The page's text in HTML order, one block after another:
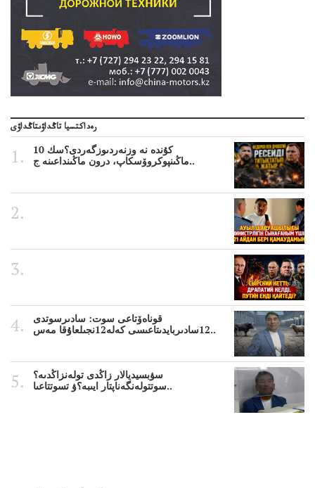
رەداكتسيا تاڭداۋىتاڭداۋى
10 كۇندە نە وزنەردىوزگەردى؟سك
ماڭىنپوكروۆسكاپ، درون ماڭىنداعىنە ج..
قوناەۆتاعى سوت: سادىرسوتدى
12سادىربايدىتاعىسى كەلە12نجىلعاۇقا مەس..
سۋبسيديالار زاڭدى تولەنزاڭدىە؟
سوتتولەنگەناپتار ايىبە؟ۋ تسوتتاعىا..